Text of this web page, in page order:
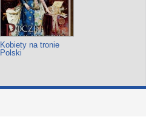
Kobiety na tronie
Polski